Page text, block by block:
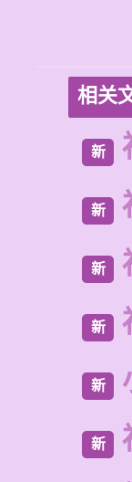
相关
新
新
新
新
新
新